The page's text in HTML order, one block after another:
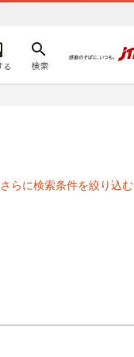
さらに検索条件を絞り込む